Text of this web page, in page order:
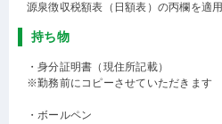
源泉徴収税額表（日額表）の丙欄を適用
持ち物
・身分証明書（現住所記載）
※勤務前にコピーさせていただきます
・ボールペン